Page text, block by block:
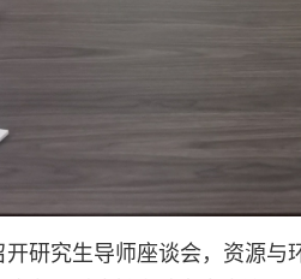
开研究生导师座谈会，资源